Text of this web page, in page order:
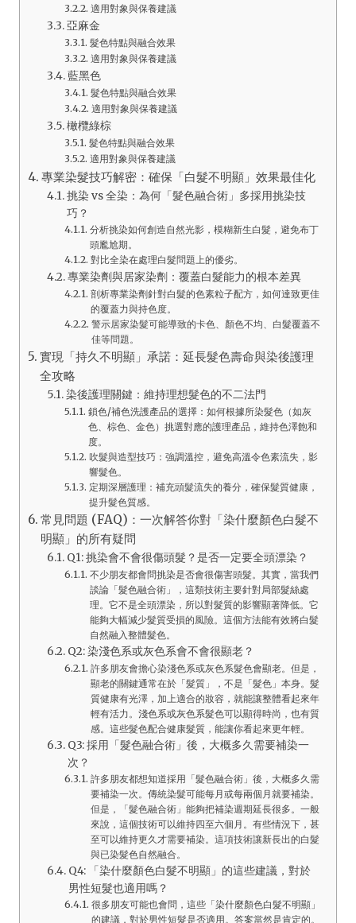
適用對象與保養建議
亞麻金
髮色特點與融合效果
適用對象與保養建議
藍黑色
髮色特點與融合效果
適用對象與保養建議
橄欖綠棕
髮色特點與融合效果
適用對象與保養建議
專業染髮技巧解密：確保「白髮不明顯」效果最佳化
挑染 vs 全染：為何「髮色融合術」多採用挑染技
巧？
分析挑染如何創造自然光影，模糊新生白髮，避免布丁
頭尷尬期。
對比全染在處理白髮問題上的優劣。
專業染劑與居家染劑：覆蓋白髮能力的根本差異
剖析專業染劑針對白髮的色素粒子配方，如何達致更佳
的覆蓋力與持色度。
警示居家染髮可能導致的卡色、顏色不均、白髮覆蓋不
佳等問題。
實現「持久不明顯」承諾：延長髮色壽命與染後護理
全攻略
染後護理關鍵：維持理想髮色的不二法門
鎖色/補色洗護產品的選擇：如何根據所染髮色（如灰
色、棕色、金色）挑選對應的護理產品，維持色澤飽和
度。
吹髮與造型技巧：強調溫控，避免高溫令色素流失，影
響髮色。
定期深層護理：補充頭髮流失的養分，確保髮質健康，
提升髮色質感。
常見問題 (FAQ)：一次解答你對「染什麼顏色白髮不
明顯」的所有疑問
Q1: 挑染會不會很傷頭髮？是否一定要全頭漂染？
不少朋友都會問挑染是否會很傷害頭髮。其實，當我們
談論「髮色融合術」，這類技術主要針對局部髮絲處
理。它不是全頭漂染，所以對髮質的影響顯著降低。它
能夠大幅減少髮質受損的風險。這個方法能有效將白髮
自然融入整體髮色。
Q2: 染淺色系或灰色系會不會很顯老？
許多朋友會擔心染淺色系或灰色系髮色會顯老。但是，
顯老的關鍵通常在於「髮質」，不是「髮色」本身。髮
質健康有光澤，加上適合的妝容，就能讓整體看起來年
輕有活力。淺色系或灰色系髮色可以顯得時尚，也有質
感。這些髮色配合健康髮質，能讓你看起來更年輕。
Q3: 採用「髮色融合術」後，大概多久需要補染一
次？
許多朋友都想知道採用「髮色融合術」後，大概多久需
要補染一次。傳統染髮可能每月或每兩個月就要補染。
但是，「髮色融合術」能夠把補染週期延長很多。一般
來說，這個技術可以維持四至六個月。有些情況下，甚
至可以維持更久才需要補染。這項技術讓新長出的白髮
與已染髮色自然融合。
Q4: 「染什麼顏色白髮不明顯」的這些建議，對於
男性短髮也適用嗎？
很多朋友可能也會問，這些「染什麼顏色白髮不明顯」
的建議，對於男性短髮是否適用。答案當然是肯定的。